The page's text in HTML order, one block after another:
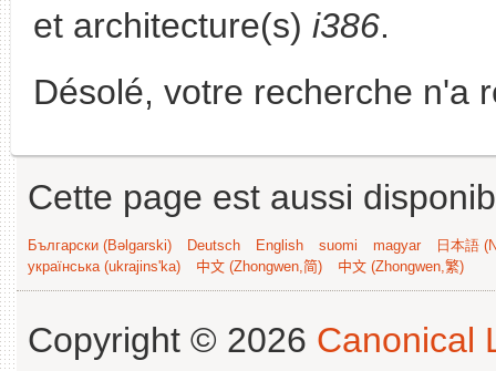
et architecture(s) i386.
Désolé, votre recherche n'a
Cette page est aussi
Български (Bəlgarski) Deutsch English suomi magyar
日本語
українська (ukrajins'ka)
中文 (Zhongwen,简) 中文 (Zhongwen,繁)
Copyright © 2026 Canonical